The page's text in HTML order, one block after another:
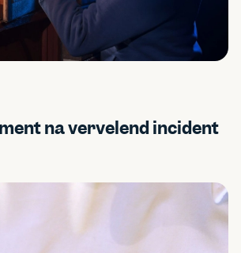
na vervelend incident